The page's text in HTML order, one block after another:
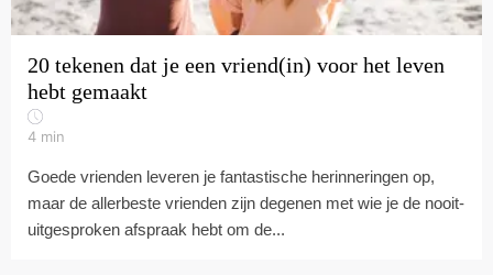
20 tekenen dat je een vriend(in) voor het leven
hebt gemaakt
4 min
Goede vrienden leveren je fantastische herinneringen op,
maar de allerbeste vrienden zijn degenen met wie je de nooit-
uitgesproken afspraak hebt om de...